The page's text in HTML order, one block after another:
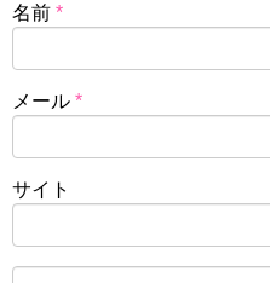
名前 *
メール *
サイト